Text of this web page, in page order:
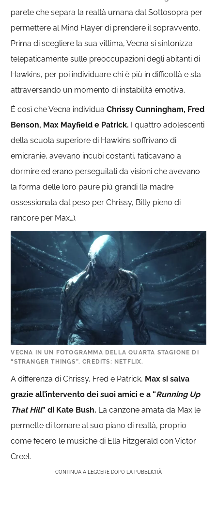
parete che separa la realtà umana dal Sottosopra per
permettere al Mind Flayer di prendere il sopravvento.
Prima di scegliere la sua vittima, Vecna si sintonizza
telepaticamente sulle preoccupazioni degli abitanti di
Hawkins, per poi individuare chi è più in difficoltà e sta
attraversando un momento di instabilità emotiva.
È così che Vecna individuaChrissy Cunningham, Fred
Benson, Max Mayfield e Patrick. I quattro adolescenti
della scuola superiore di Hawkins soffrivano di
emicranie, avevano incubi costanti, faticavano a
dormire ed erano perseguitati da visioni che avevano
la forma delle loro paure più grandi (la madre
ossessionata dal peso per Chrissy, Billy pieno di
rancore per Max…).
VECNA IN UN FOTOGRAMMA DELLA QUARTA STAGIONE DI
“STRANGER THINGS”. CREDITS: NETFLIX.
A differenza di Chrissy, Fred e Patrick, Max si salva
grazie all’intervento dei suoi amici e a “Running Up
That Hill” di Kate Bush. La canzone amata da Max le
permette di tornare al suo piano di realtà, proprio
come fecero le musiche di Ella Fitzgerald con Victor
Creel.
CONTINUA A LEGGERE DOPO LA PUBBLICITÀ